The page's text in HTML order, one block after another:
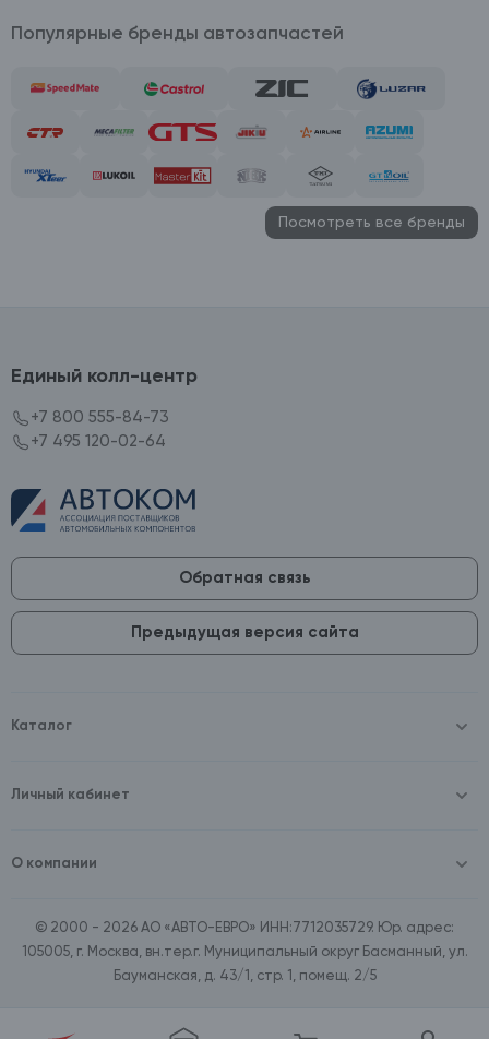
Популярные бренды автозапчастей
Посмотреть все бренды
Каталог
Аккумуляторы и зарядные устройства
Расходные материалы
Зимние аксессуары
Ассортимент по бренду SpeedMate
Личный кабинет
О компании
Единый колл-центр
+7 800 555-84-73
+7 495 120-02-64
Обратная связь
Предыдущая версия сайта
© 2000 - 2026 АО «АВТО-ЕВРО» ИНН:7712035729. Юр. адрес:
105005, г. Москва, вн.тер.г. Муниципальный округ Басманный, ул.
Бауманская, д. 43/1, стр. 1, помещ. 2/5